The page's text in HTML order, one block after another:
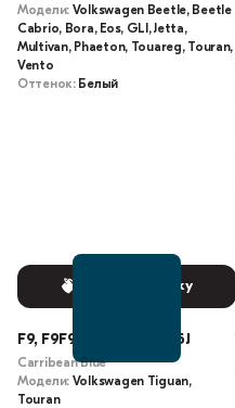
Модели: Volkswagen Beetle, Beetle
Cabrio, Bora, Eos, GLI, Jetta,
Multivan, Phaeton, Touareg, Touran,
Vento
Оттенок: Белый
Выбрать краску
F9, F9F9, D5J, LD5J, L-D5J
Carribean Blue
Модели: Volkswagen Tiguan,
Touran